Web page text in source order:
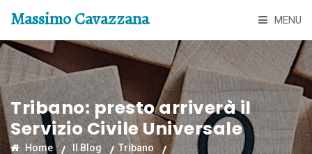
Massimo Cavazzana MENU
Tribano: presto arriverà il
Servizio Civile Universale
Home Il Blog
Tribano